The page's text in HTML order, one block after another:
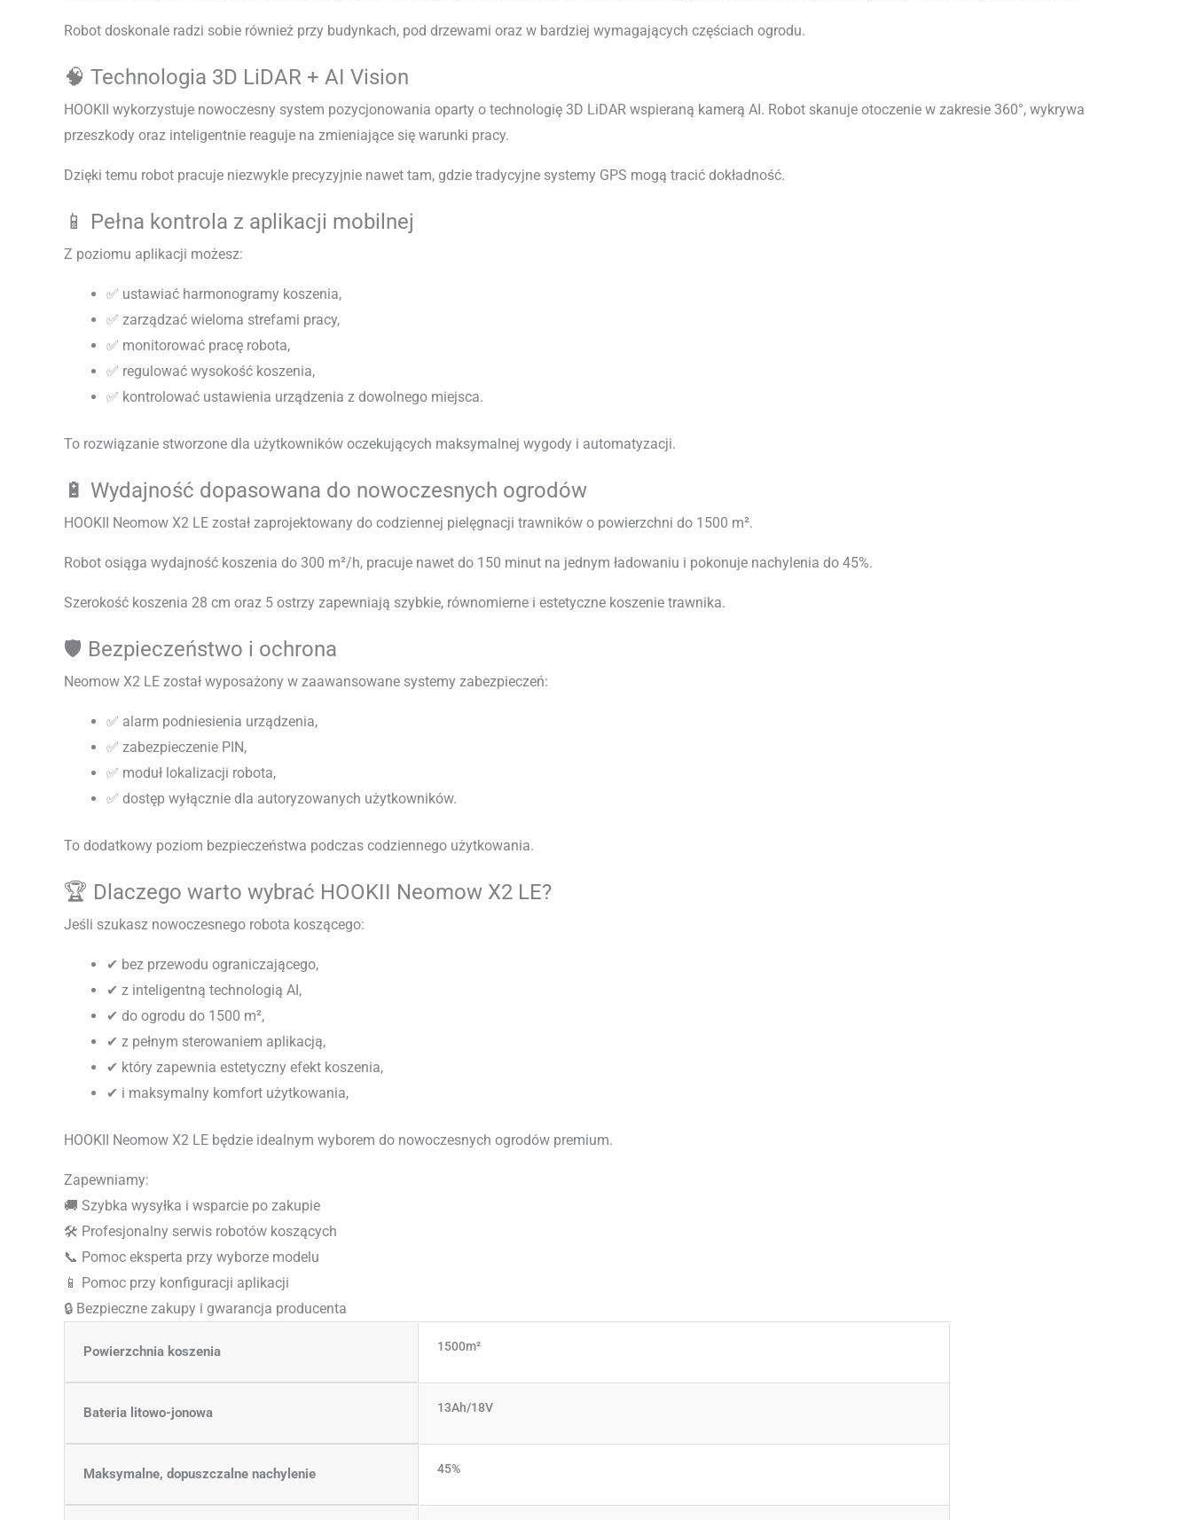
Robot doskonale radzi sobie również przy budynkach, pod drzewami oraz w bardziej wymagających częściach ogrodu.
🧠 Technologia 3D LiDAR + AI Vision
HOOKII wykorzystuje nowoczesny system pozycjonowania oparty o technologię 3D LiDAR wspieraną kamerą AI. Robot skanuje otoczenie w zakresie 360°, wykrywa
przeszkody oraz inteligentnie reaguje na zmieniające się warunki pracy.
Dzięki temu robot pracuje niezwykle precyzyjnie nawet tam, gdzie tradycyjne systemy GPS mogą tracić dokładność.
📱 Pełna kontrola z aplikacji mobilnej
Z poziomu aplikacji możesz:
✅ ustawiać harmonogramy koszenia,
✅ zarządzać wieloma strefami pracy,
✅ monitorować pracę robota,
✅ regulować wysokość koszenia,
✅ kontrolować ustawienia urządzenia z dowolnego miejsca.
To rozwiązanie stworzone dla użytkowników oczekujących maksymalnej wygody i automatyzacji.
🔋 Wydajność dopasowana do nowoczesnych ogrodów
HOOKII Neomow X2 LE został zaprojektowany do codziennej pielęgnacji trawników o powierzchni do 1500 m².
Robot osiąga wydajność koszenia do 300 m²/h, pracuje nawet do 150 minut na jednym ładowaniu i pokonuje nachylenia do 45%.
Szerokość koszenia 28 cm oraz 5 ostrzy zapewniają szybkie, równomierne i estetyczne koszenie trawnika.
🛡️ Bezpieczeństwo i ochrona
Neomow X2 LE został wyposażony w zaawansowane systemy zabezpieczeń:
✅ alarm podniesienia urządzenia,
✅ zabezpieczenie PIN,
✅ moduł lokalizacji robota,
✅ dostęp wyłącznie dla autoryzowanych użytkowników.
To dodatkowy poziom bezpieczeństwa podczas codziennego użytkowania.
🏆 Dlaczego warto wybrać HOOKII Neomow X2 LE?
Jeśli szukasz nowoczesnego robota koszącego:
✔ bez przewodu ograniczającego,
✔ z inteligentną technologią AI,
✔ do ogrodu do 1500 m²,
✔ z pełnym sterowaniem aplikacją,
✔ który zapewnia estetyczny efekt koszenia,
✔ i maksymalny komfort użytkowania,
HOOKII Neomow X2 LE będzie idealnym wyborem do nowoczesnych ogrodów premium.
Zapewniamy:
🚚 Szybka wysyłka i wsparcie po zakupie
🛠️ Profesjonalny serwis robotów koszących
📞 Pomoc eksperta przy wyborze modelu
📱 Pomoc przy konfiguracji aplikacji
🔒 Bezpieczne zakupy i gwarancja producenta
Powierzchnia koszenia 1500m²
Bateria litowo-jonowa 13Ah/18V
Maksymalne, dopuszczalne nachylenie 45%